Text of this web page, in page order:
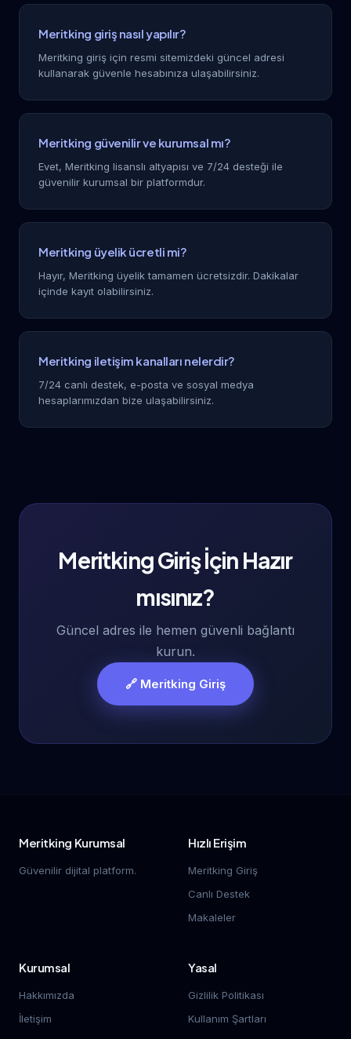
Meritking giriş nasıl yapılır?
Meritking giriş için resmi sitemizdeki güncel adresi
kullanarak güvenle hesabınıza ulaşabilirsiniz.
Meritking güvenilir ve kurumsal mı?
Evet, Meritking lisanslı altyapısı ve 7/24 desteği ile
güvenilir kurumsal bir platformdur.
Meritking üyelik ücretli mi?
Hayır, Meritking üyelik tamamen ücretsizdir. Dakikalar
içinde kayıt olabilirsiniz.
Meritking iletişim kanalları nelerdir?
7/24 canlı destek, e-posta ve sosyal medya
hesaplarımızdan bize ulaşabilirsiniz.
Meritking Giriş İçin Hazır
mısınız?
Güncel adres ile hemen güvenli bağlantı
kurun.
🔗 Meritking Giriş
Meritking Kurumsal
Güvenilir dijital platform.
Hızlı Erişim
Meritking Giriş
Canlı Destek
Makaleler
Kurumsal
Hakkımızda
İletişim
Yasal
Gizlilik Politikası
Kullanım Şartları